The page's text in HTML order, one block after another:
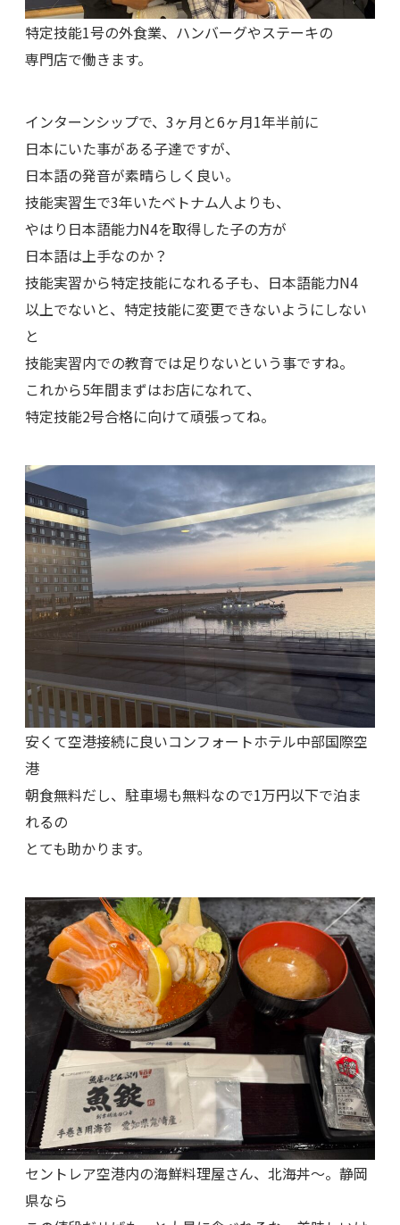
特定技能1号の外食業、ハンバーグやステーキの
専門店で働きます。
インターンシップで、3ヶ月と6ヶ月1年半前に
日本にいた事がある子達ですが、
日本語の発音が素晴らしく良い。
技能実習生で3年いたベトナム人よりも、
やはり日本語能力N4を取得した子の方が
日本語は上手なのか？
技能実習から特定技能になれる子も、日本語能力N4
以上でないと、特定技能に変更できないようにしない
と
技能実習内での教育では足りないという事ですね。
これから5年間まずはお店になれて、
特定技能2号合格に向けて頑張ってね。
安くて空港接続に良いコンフォートホテル中部国際空
港
朝食無料だし、駐車場も無料なので1万円以下で泊ま
れるの
とても助かります。
セントレア空港内の海鮮料理屋さん、北海丼～。静岡
県なら